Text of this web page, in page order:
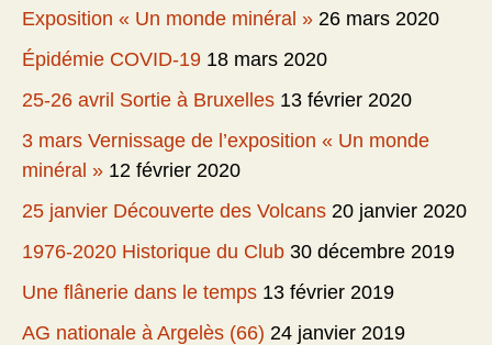
Exposition « Un monde minéral » 26 mars 2020
Épidémie COVID-19 18 mars 2020
25-26 avril Sortie à Bruxelles 13 février 2020
3 mars Vernissage de l’exposition « Un monde
minéral » 12 février 2020
25 janvier Découverte des Volcans 20 janvier 2020
1976-2020 Historique du Club 30 décembre 2019
Une flânerie dans le temps 13 février 2019
AG nationale à Argelès (66) 24 janvier 2019